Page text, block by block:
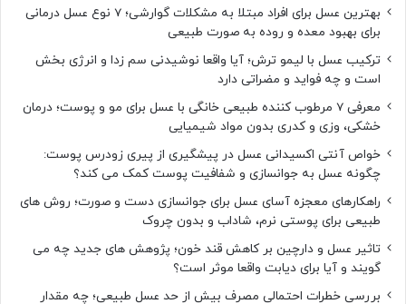
بهترین عسل برای افراد مبتلا به مشکلات گوارشی؛ 7 نوع عسل درمانی
برای بهبود معده و روده به صورت طبیعی
ترکیب عسل با لیمو ترش؛ آیا واقعا نوشیدنی سم زدا و انرژی بخش
است و چه فواید و مضراتی دارد
معرفی 7 مرطوب کننده طبیعی خانگی با عسل برای مو و پوست؛ درمان
خشکی، وزی و کدری بدون مواد شیمیایی
خواص آنتی اکسیدانی عسل در پیشگیری از پیری زودرس پوست:
چگونه عسل به جوانسازی و شفافیت پوست کمک می کند؟
راهکارهای معجزه آسای عسل برای جوانسازی دست و صورت؛ روش های
طبیعی برای پوستی نرم، شاداب و بدون چروک
تاثیر عسل و دارچین بر کاهش قند خون؛ پژوهش های جدید چه می
گویند و آیا برای دیابت واقعا موثر است؟
بررسی خطرات احتمالی مصرف بیش از حد عسل طبیعی؛ چه مقدار